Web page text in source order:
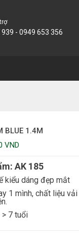
- 0949 653 356
BLUE 1.4M
VND
AK 185
kiểu dáng đẹp mắt
1 mình, chất liệu
7 tuổi